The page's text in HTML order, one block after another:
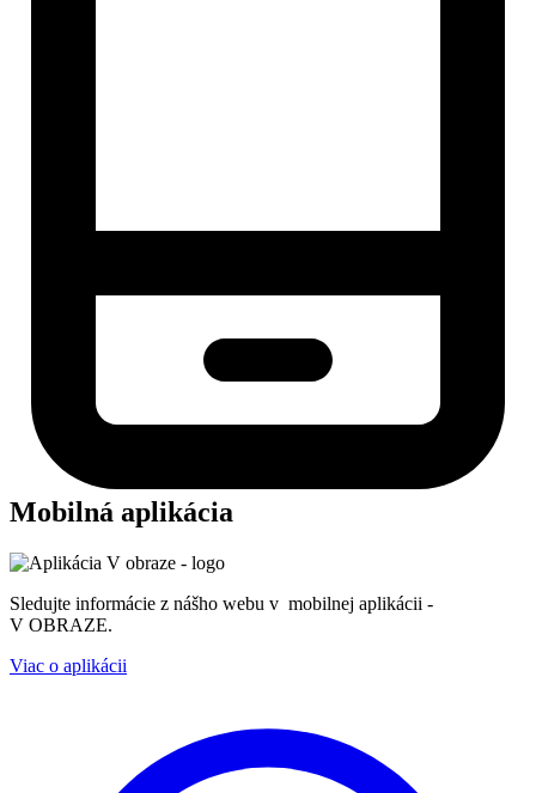
Mobilná aplikácia
Sledujte informácie z nášho webu v mobilnej aplikácii -
V OBRAZE.
Viac o aplikácii